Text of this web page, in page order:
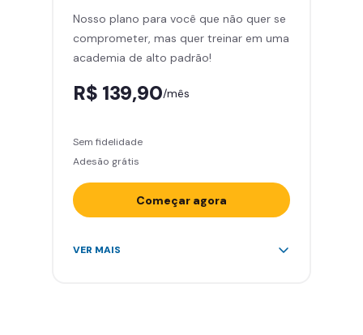
Skeelo App (Audiobook)*
Área de musculação e aeróbicos
Smart Fit App
Nosso plano para você que não quer se
comprometer, mas quer treinar em uma
academia de alto padrão!
R$ 139,90/mês
Sem fidelidade
Adesão grátis
Começar agora
Acesso ilimitado a +2.000
VER MAIS